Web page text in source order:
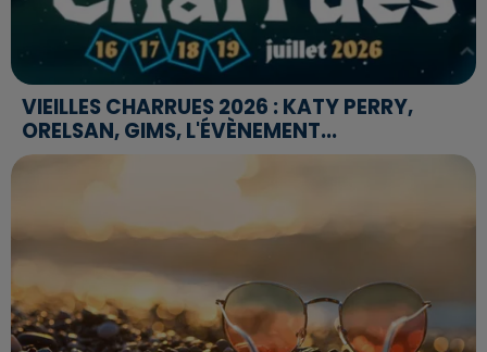
VIEILLES CHARRUES 2026 : KATY PERRY,
ORELSAN, GIMS, L'ÉVÈNEMENT...